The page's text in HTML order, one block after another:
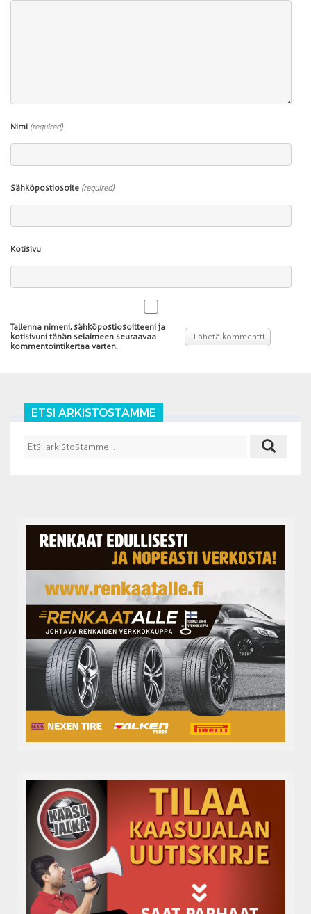
Nimi (required)
Sähköpostiosoite (required)
Kotisivu
Tallenna nimeni, sähköpostiosoitteeni ja
kotisivuni tähän selaimeen seuraavaa
kommentointikertaa varten.
ETSI ARKISTOSTAMME